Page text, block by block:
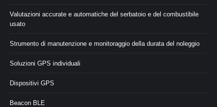
Valutazioni accurate e automatiche del serbatoio e del combustibile
usato
Strumento di manutenzione e monitoraggio della durata del noleggio
Soluzioni GPS individuali
Dispositivi GPS
Beacon BLE